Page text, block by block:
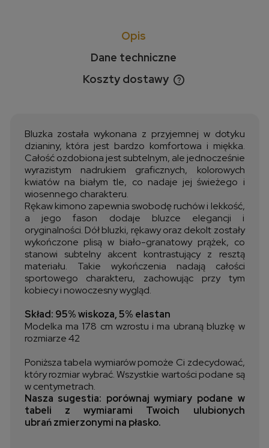
Opis
Dane techniczne
Koszty dostawy
Cena nie zawiera ewentualnych kosztów płatności
Bluzka została wykonana z przyjemnej w dotyku
dzianiny, która jest bardzo komfortowa i miękka.
Całość ozdobiona jest subtelnym, ale jednocześnie
wyrazistym nadrukiem graficznych, kolorowych
kwiatów na białym tle, co nadaje jej świeżego i
wiosennego charakteru.
Rękaw kimono zapewnia swobodę ruchów i lekkość,
a jego fason dodaje bluzce elegancji i
oryginalności. Dół bluzki, rękawy oraz dekolt zostały
wykończone plisą w biało-granatowy prążek, co
stanowi subtelny akcent kontrastujący z resztą
materiału. Takie wykończenia nadają całości
sportowego charakteru, zachowując przy tym
kobiecy i nowoczesny wygląd.
Skład: 95% wiskoza, 5% elastan
Modelka ma 178 cm wzrostu i ma ubraną bluzkę w
rozmiarze 42
Poniższa tabela wymiarów pomoże Ci zdecydować,
który rozmiar wybrać. Wszystkie wartości podane są
w centymetrach.
Nasza sugestia: porównaj wymiary podane w
tabeli z wymiarami Twoich ulubionych
ubrań zmierzonymi na płasko.